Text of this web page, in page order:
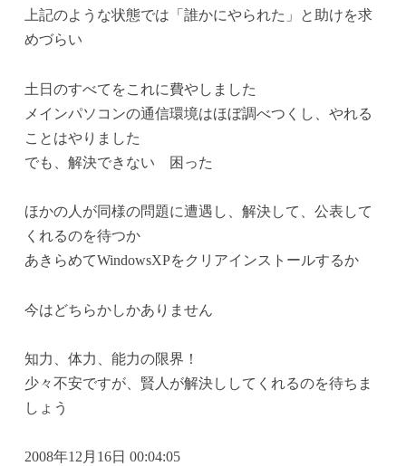
上記のような状態では「誰かにやられた」と助けを求
めづらい
土日のすべてをこれに費やしました
メインパソコンの通信環境はほぼ調べつくし、やれる
ことはやりました
でも、解決できない 困った
ほかの人が同様の問題に遭遇し、解決して、公表して
くれるのを待つか
あきらめてWindowsXPをクリアインストールするか
今はどちらかしかありません
知力、体力、能力の限界！
少々不安ですが、賢人が解決ししてくれるのを待ちま
しょう
2008年12月16日 00:04:05